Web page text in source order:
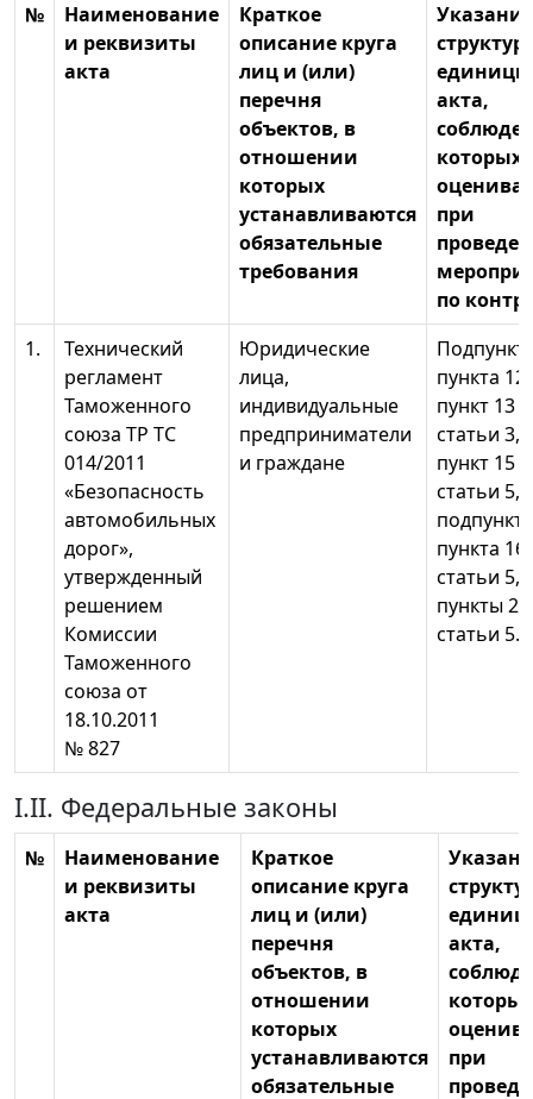
№
Наименование
и реквизиты
акта
Краткое
описание круга
лиц и (или)
перечня
объектов, в
отношении
которых
устанавливаются
обязательные
требования
единицы
акта,
которых
при
по
1.
Технический
регламент
Таможенного
союза ТР ТС
014/2011
«Безопасность
автомобильных
дорог»,
утвержденный
решением
Комиссии
Таможенного
союза от
18.10.2011
№ 827
Юридические
лица,
индивидуальные
предприниматели
и граждане
Подпункт
пункта 12,
пункт 13
статьи 3,
пункт 15
статьи 5,
пункта 16
статьи 5,
пункты
статьи 5.
I.II. Федеральные законы
№
Наименование
и реквизиты
акта
Краткое
описание круга
лиц и (или)
перечня
объектов, в
отношении
которых
устанавливаются
обязательные
акта,
которых
при